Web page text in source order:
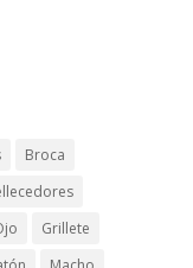
Broca
Grillete